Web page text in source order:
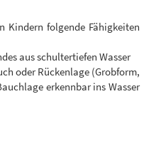
Kindern folgende Fähigkeiten
aus schultertiefen Wasser
oder Rückenlage (Grobform,
erkennbar ins Wasser